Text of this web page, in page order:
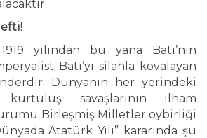
yılından bu yana Batı’nın
Batı’yı silahla kovalayan
Dünyanın her yerindeki
kurtuluş savaşlarının ilham
Birleşmiş Milletler oybirliği
Atatürk Yılı” kararında şu